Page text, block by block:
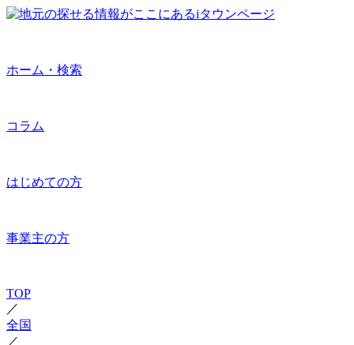
ホーム・検索
コラム
はじめての方
事業主の方
TOP
／
全国
／